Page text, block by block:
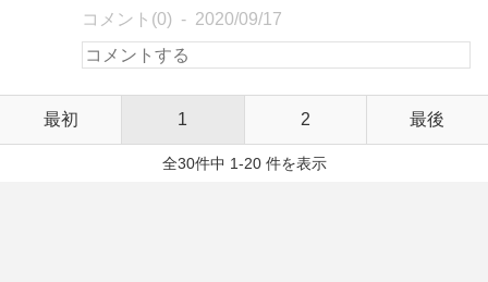
コメント(0) 2020/09/17
最初 1 2 最後
全30件中 1-20 件を表示